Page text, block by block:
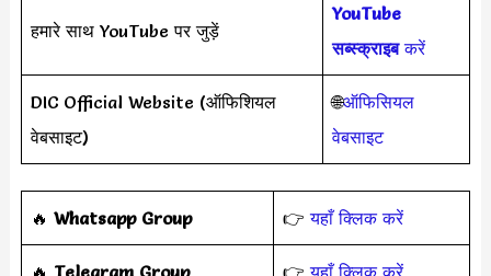
हमारे साथ YouTube पर जुड़ें
YouTube
सब्स्क्राइबकरें
DIC Official Website (ऑफिशियल
वेबसाइट)
🌐ऑफिसियल
वेबसाइट
‎️‍🔥 Whatsapp Group 👉यहाँ क्लिक करें
‎️‍🔥 Telegram Group 👉यहाँ क्लिक करें